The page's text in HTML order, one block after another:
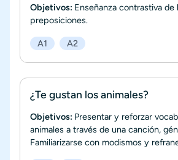
Objetivos: Enseñanza contrastiva de
preposiciones.
A1 A2
¿Te gustan los animales?
Objetivos: Presentar y reforzar
animales a través de una canción,
Familiarizarse con modismos y